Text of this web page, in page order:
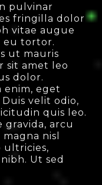
pulvinar
fringilla dolor
vitae augue
eu tortor.
ut mauris
sit amet leo
dolor.
enim, eget
velit odio,
quis leo.
gravida, arcu
nisl
ultricies,
Ut sed